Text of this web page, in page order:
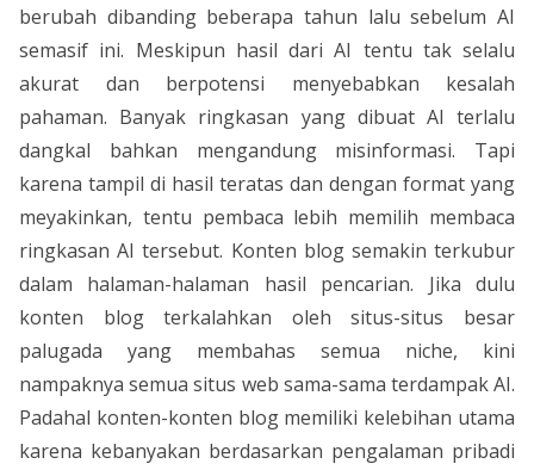
berubah dibanding beberapa tahun lalu sebelum AI
semasif ini. Meskipun hasil dari AI tentu tak selalu
akurat dan berpotensi menyebabkan kesalah
pahaman. Banyak ringkasan yang dibuat AI terlalu
dangkal bahkan mengandung misinformasi. Tapi
karena tampil di hasil teratas dan dengan format yang
meyakinkan, tentu pembaca lebih memilih membaca
ringkasan AI tersebut. Konten blog semakin terkubur
dalam halaman-halaman hasil pencarian. Jika dulu
konten blog terkalahkan oleh situs-situs besar
palugada yang membahas semua niche, kini
nampaknya semua situs web sama-sama terdampak AI.
Padahal konten-konten blog memiliki kelebihan utama
karena kebanyakan berdasarkan pengalaman pribadi